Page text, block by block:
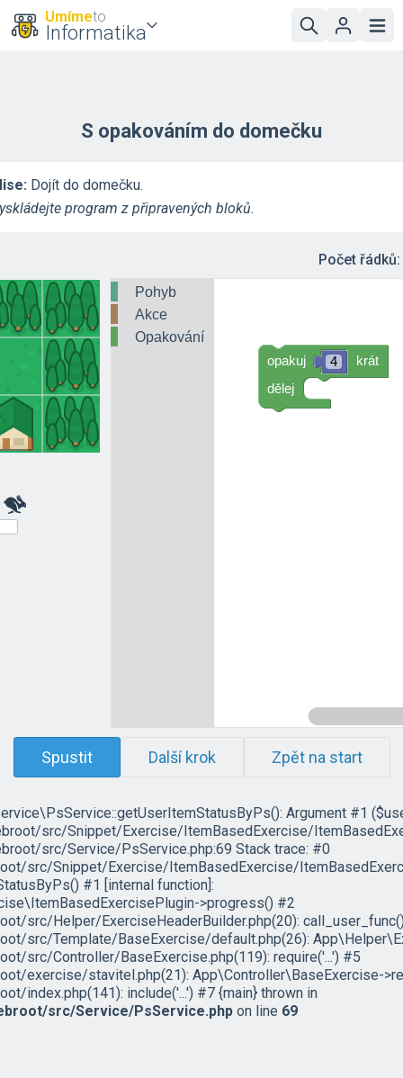
Umímeto
Informatika
S opakováním do domečku
Dojít do domečku.
program z připravených bloků.
Počet řádků:
Pohyb
Akce
Opakování
4
opakuj
krát
dělej
Spustit Další krok Zpět na start
Argument #1
src/Snippet/Exercise/ItemBasedExercise/
src/Service/PsService.php:69 Stack trace: #0
src/Snippet/Exercise/ItemBasedExercise/
#1 [internal function]:
>progress() #2
src/Helper/ExerciseHeaderBuilder.php(20):
src/Template/BaseExercise/default.php(26):
src/Controller/BaseExercise.php(119): require('...') #5
exercise/stavitel.php(21): App\Controller\BaseExercise-
index.php(141): include('...') #7 {main} thrown in
src/Service/PsService.php on line 69